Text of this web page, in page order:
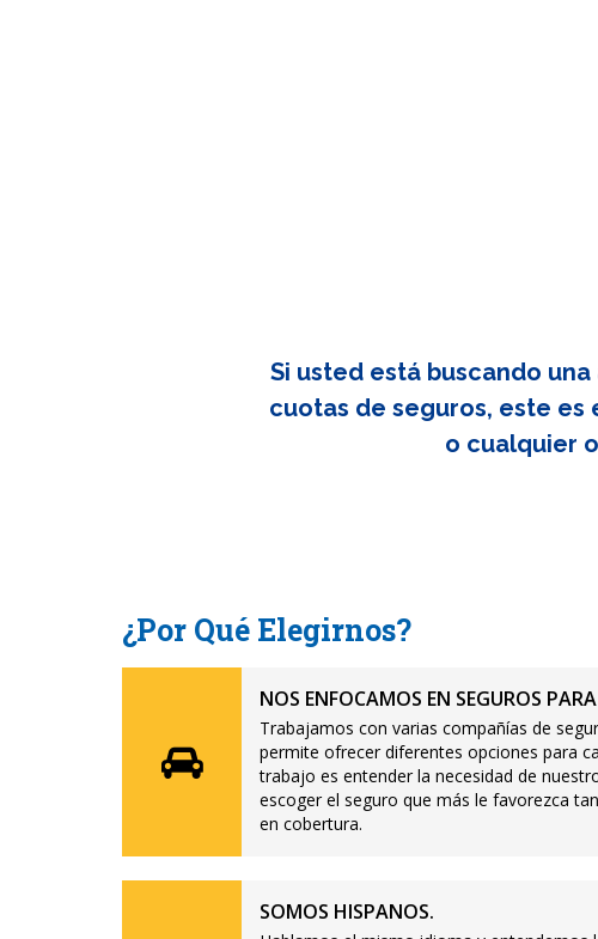
Si usted está buscando
cuotas de seguros, este es
o cualquier
¿Por Qué Elegirnos?
NOS ENFOCAMOS EN SEGUROS
Trabajamos con varias compañías de
permite ofrecer diferentes opciones para
trabajo es entender la necesidad de
escoger el seguro que más le favorezca
en cobertura.
SOMOS HISPANOS.